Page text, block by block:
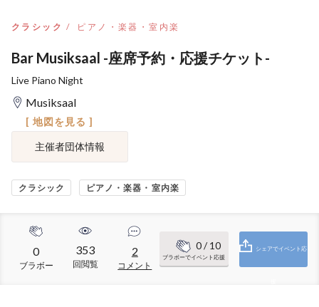
クラシック ピアノ・楽器・室内楽
Bar Musiksaal -座席予約・応援チケット-
Live Piano Night
Musiksaal
[ 地図を見る ]
主催者団体情報
クラシック ピアノ・楽器・室内楽
0
ブラボー
353
回閲覧
2
コメント
0/ 10
ブラボーでイベント応援
シェアでイベント応